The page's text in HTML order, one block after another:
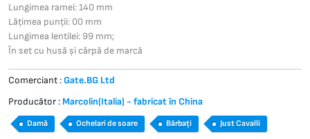
Lungimea ramei: 140 mm
Lățimea punții: 00 mm
Lungimea lentilei: 99 mm;
În set cu husă și cârpă de marcă
Comerciant :Gate.BG Ltd
Producător :Marcolin(Italia) - fabricat în China
Damă Ochelari de soare Bărbați Just Cavalli